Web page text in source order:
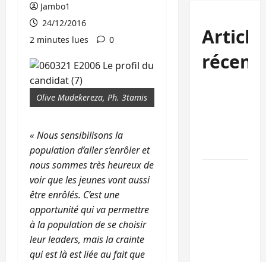
Jambo1
24/12/2016
2 minutes lues
0
Olive Mudekereza, Ph. 3tamis
« Nous sensibilisons la
population d’aller s’enrôler et
nous sommes très heureux de
voir que les jeunes vont aussi
être enrôlés. C’est une
opportunité qui va permettre
à la population de se choisir
leur leaders, mais la crainte
qui est là est liée au fait que